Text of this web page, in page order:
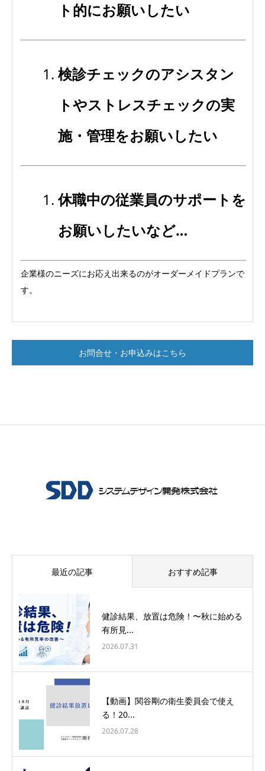
ト的にお願いしたい
検診チェックのアシスタン
トやストレスチェックの実
施・管理をお願いしたい
休職中の従業員のサポートを
お願いしたいなど…
企業様のニーズにお応え出来るのがオーダーメイドプランで
す。
お問合せ・お申込みはこちら
最近の記事 おすすめ記事
健診結果、放置は危険！〜秋に始める
有所見...
2026.07.31
【動画】関谷剛の衛生委員会で使え
る！20...
2026.07.28